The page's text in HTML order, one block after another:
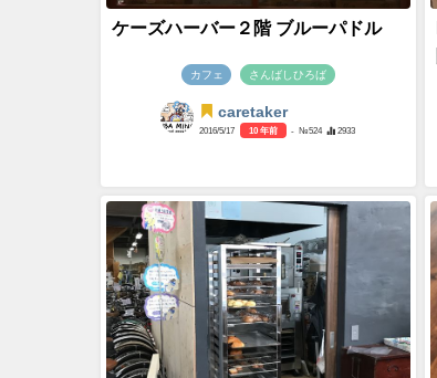
ケーズハーバー２階 ブルーパドル
カフェ さんばしひろば
caretaker
2016/5/17 10 年前 - №524 2933